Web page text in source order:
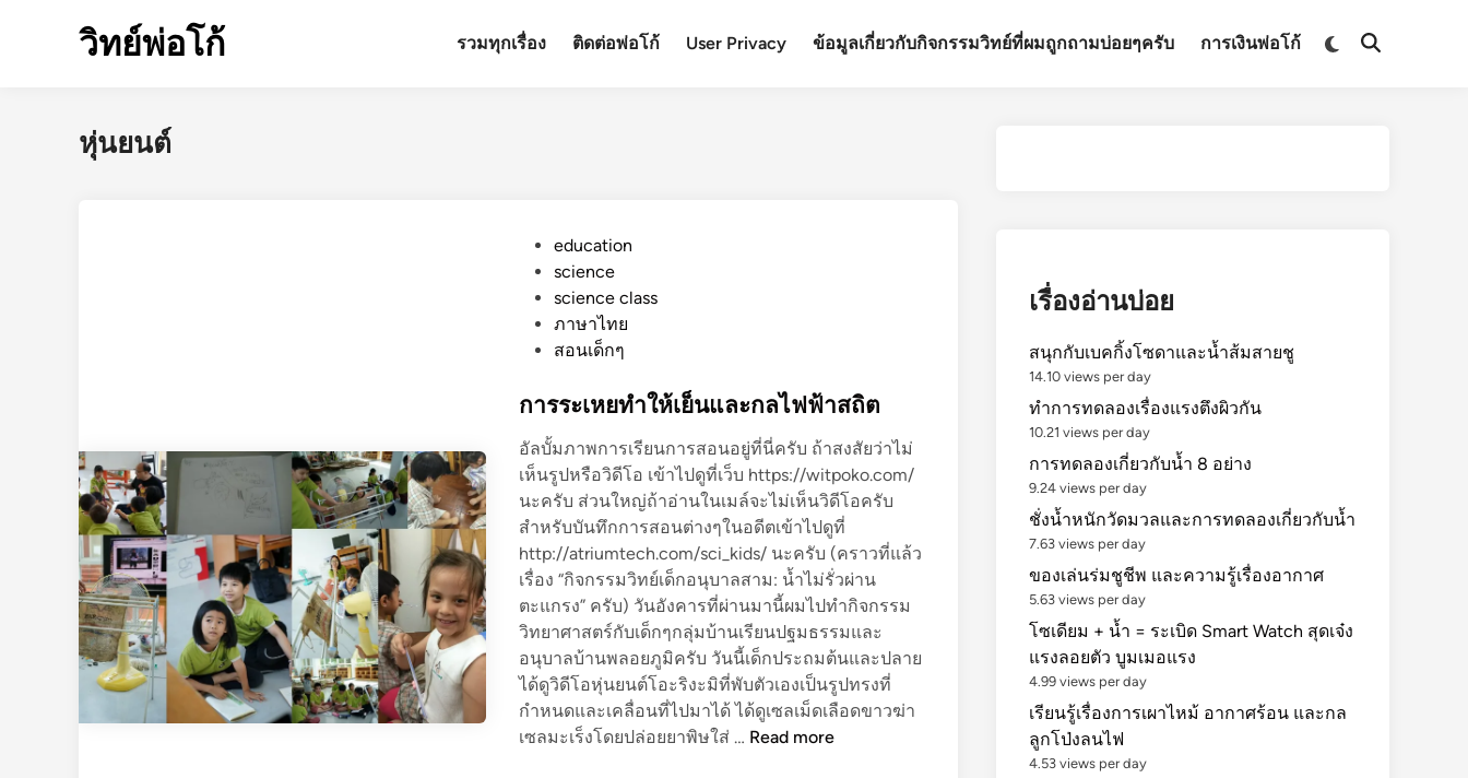
วิทย์พ่อโก้ รวมทุกเรื่อง ติดต่อพ่อโก้ User Privacy ข้อมูลเกี่ยวกับกิจกรรมวิทย์ที่ผมถูกถามบ่อยๆครับ การเงินพ่อโก้
Switch
Open
หุ่นยนต์
i
education
science
science class
ภาษาไทย
สอนเด็กๆ
การระเหยทำให้เย็นและกลไฟฟ้าสถิต
อัลบั้มภาพการเรียนการสอนอยู่ที่นี่ครับ ถ้าสงสัยว่าไม่
เห็นรูปหรือวิดีโอ เข้าไปดูที่เว็บ https://witpoko.com/
นะครับ ส่วนใหญ่ถ้าอ่านในเมล์จะไม่เห็นวิดีโอครับ
สำหรับบันทึกการสอนต่างๆในอดีตเข้าไปดูที่
http://atriumtech.com/sci_kids/ นะครับ (คราวที่แล้ว
เรื่อง “กิจกรรมวิทย์เด็กอนุบาลสาม: น้ำไม่รั่วผ่าน
ตะแกรง” ครับ) วันอังคารที่ผ่านมานี้ผมไปทำกิจกรรม
วิทยาศาสตร์กับเด็กๆกลุ่มบ้านเรียนปฐมธรรมและ
อนุบาลบ้านพลอยภูมิครับ วันนี้เด็กประถมต้นและปลาย
ได้ดูวิดีโอหุ่นยนต์โอะริงะมิที่พับตัวเองเป็นรูปทรงที่
กำหนดและเคลื่อนที่ไปมาได้ ได้ดูเซลเม็ดเลือดขาวฆ่า
เซลมะเร็งโดยปล่อยยาพิษใส่ … ก
Read more
เรื่องอ่านบ่อย
สนุกกับเบคกิ้งโซดาและน้ำส้มสายชู
14.10 views per day
ทำการทดลองเรื่องแรงตึงผิวกัน
10.21 views per day
การทดลองเกี่ยวกับน้ำ 8 อย่าง
9.24 views per day
ชั่งน้ำหนักวัดมวลและการทดลองเกี่ยวกับน้ำ
7.63 views per day
ของเล่นร่มชูชีพ และความรู้เรื่องอากาศ
5.63 views per day
โซเดียม + น้ำ = ระเบิด Smart Watch สุดเจ๋ง
แรงลอยตัว บูมเมอแรง
4.99 views per day
เรียนรู้เรื่องการเผาไหม้ อากาศร้อน และกล
ลูกโป่งลนไฟ
4.53 views per day